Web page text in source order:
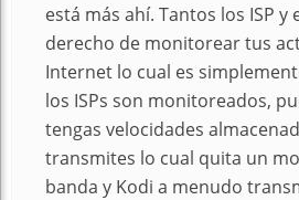
está más ahí. Tantos los ISP
derecho de monitorear tus
Internet lo cual es
los ISPs son monitoreados,
tengas velocidades
transmites lo cual quita un
banda y Kodi a menudo